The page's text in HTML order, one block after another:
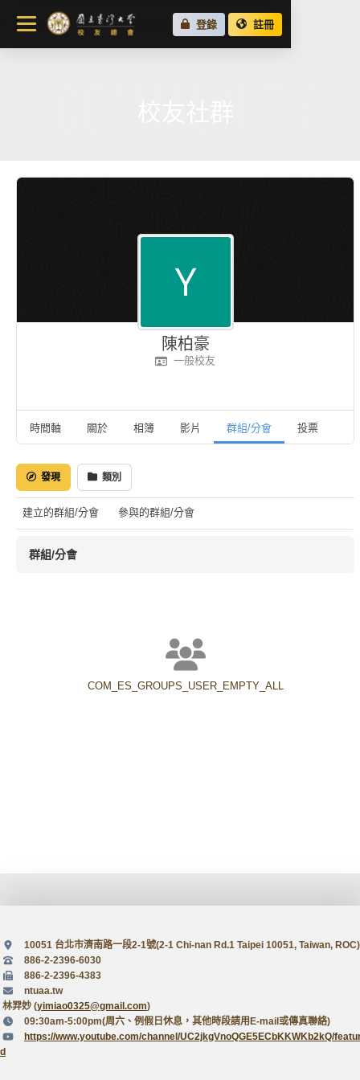
關於總會
最新消息
登錄 註冊
陳柏豪
一般校友
時間軸 關於 相簿 影片 群組/分會 投票
發現 類別
建立的群組/分會 參與的群組/分會
群組/分會
COM_ES_GROUPS_USER_EMPTY_ALL
10051 台北市濟南路一段2-1號(2-1 Chi-nan Rd.1 Taipei 10051, Taiwan, ROC)
886-2-2396-6030
886-2-2396-4383
ntuaa.tw
林羿妙 (yimiao0325@gmail.com)
09:30am-5:00pm(周六、例假日休息，其他時段請用E-mail或傳真聯絡)
https://www.youtube.com/channel/UC2jkgVnoQGE5ECbKKWKb2kQ/
d